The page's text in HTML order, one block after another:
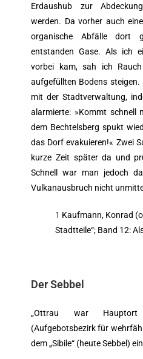
Erdaushub zur
werden. Da vorher auch
organische Abfälle dort
entstanden Gase. Als ich
vorbei kam, sah ich
aufgefüllten Bodens
mit der Stadtverwaltung,
alarmierte: »Kommt schnell
dem Bechtelsberg spukt
das Dorf evakuieren!« Zwei
kurze Zeit später da und
Schnell war man jedoch
Vulkanausbruch nicht
1 Kaufmann, Konrad
Stadtteile“; Band 12:
Der Sebbel
„Ottrau war Hauptort
(Aufgebotsbezirk für
dem „Sibile“ (heute Sebbel)